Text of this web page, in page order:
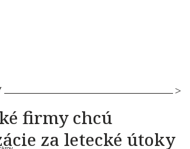
firmy chcú
za letecké útoky